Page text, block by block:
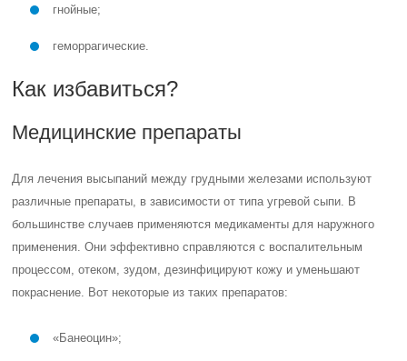
гнойные;
геморрагические.
Как избавиться?
Медицинские препараты
Для лечения высыпаний между грудными железами используют
различные препараты, в зависимости от типа угревой сыпи. В
большинстве случаев применяются медикаменты для наружного
применения. Они эффективно справляются с воспалительным
процессом, отеком, зудом, дезинфицируют кожу и уменьшают
покраснение. Вот некоторые из таких препаратов:
«Банеоцин»;